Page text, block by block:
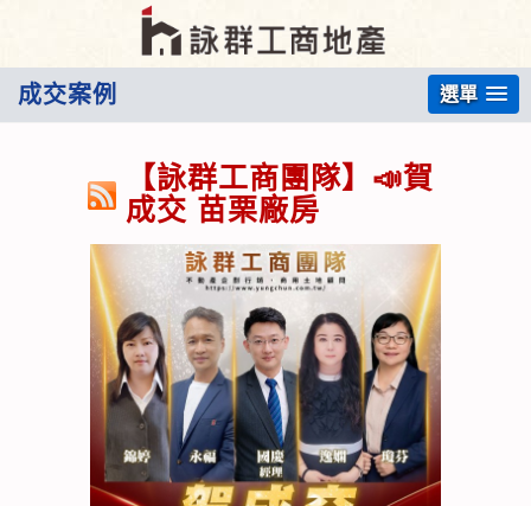
成交案例 選單
【詠群工商團隊】📣賀
成交 苗栗廠房